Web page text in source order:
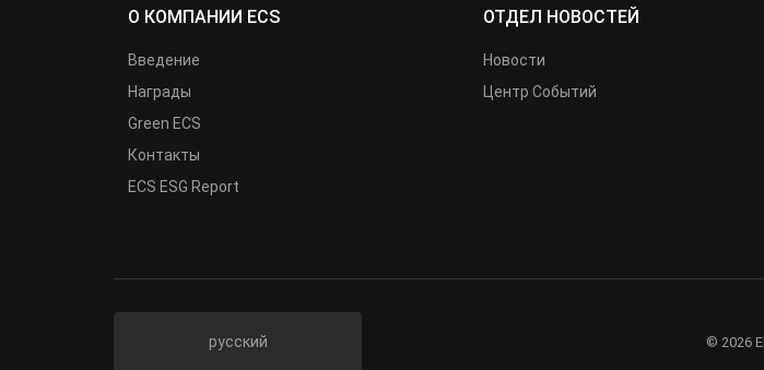
О КОМПАНИИ ECS
Введение
Награды
Green ECS
Контакты
ECS ESG Report
ОТДЕЛ НОВОСТЕЙ
Новости
Центр Событий
русский © 2026